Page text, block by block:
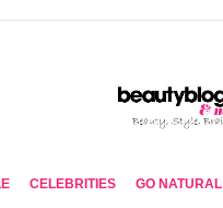
CELEBRITIES GO NATURAL